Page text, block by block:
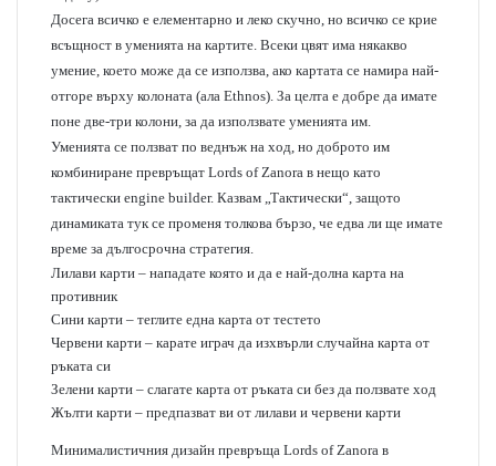
Досега всичко е елементарно и леко скучно, но всичко се крие
всъщност в уменията на картите. Всеки цвят има някакво
умение, което може да се използва, ако картата се намира най-
отгоре върху колоната (ала Ethnos). За целта е добре да имате
поне две-три колони, за да използвате уменията им.
Уменията се ползват по веднъж на ход, но доброто им
комбиниране превръщат Lords of Zanora в нещо като
тактически engine builder. Казвам „Тактически“, защото
динамиката тук се променя толкова бързо, че едва ли ще имате
време за дългосрочна стратегия.
Лилави карти – нападате която и да е най-долна карта на
противник
Сини карти – теглите една карта от тестето
Червени карти – карате играч да изхвърли случайна карта от
ръката си
Зелени карти – слагате карта от ръката си без да ползвате ход
Жълти карти – предпазват ви от лилави и червени карти
Минималистичния дизайн превръща Lords of Zanora в